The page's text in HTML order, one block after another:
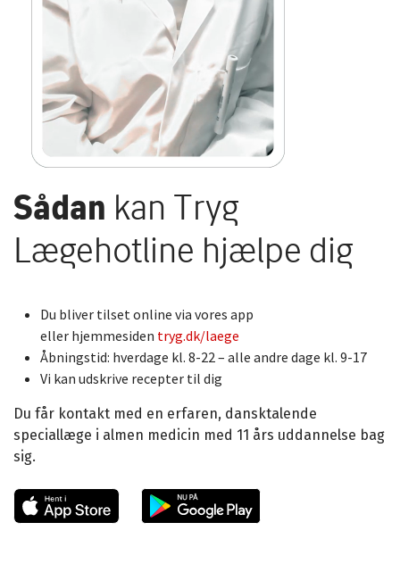
Sådan kan Tryg
Lægehotline hjælpe dig
Du bliver tilset online via vores app
eller hjemmesiden tryg.dk/laege
Åbningstid: hverdage kl. 8-22 – alle andre dage kl. 9-17
Vi kan udskrive recepter til dig
Du får kontakt med en erfaren, dansktalende
speciallæge i almen medicin med 11 års uddannelse bag
sig.